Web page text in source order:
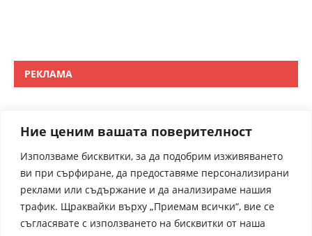
Ние ценим вашата поверителност
Използваме бисквитки, за да подобрим изживяването
ви при сърфиране, да предоставяме персонализирани
реклами или съдържание и да анализираме нашия
трафик. Щраквайки върху „Приемам всички“, вие се
съгласявате с използването на бисквитки от наша
РЕКЛАМА